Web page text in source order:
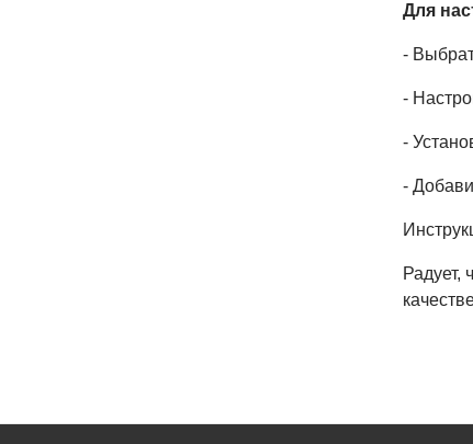
Для
-
-
-
-
Радует,